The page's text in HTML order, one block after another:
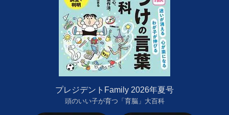
プレジデントFamily 2026年夏号
頭のいい子が育つ「育脳」大百科